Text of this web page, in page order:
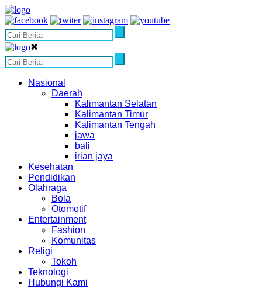
✖
Nasional
Daerah
Kalimantan Selatan
Kalimantan Timur
Kalimantan Tengah
jawa
bali
irian jaya
Kesehatan
Pendidikan
Olahraga
Bola
Otomotif
Entertainment
Fashion
Komunitas
Religi
Tokoh
Teknologi
Hubungi Kami